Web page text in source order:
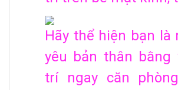
Hãy thể hiện bạn là
yêu bản thân bằng
trí ngay căn